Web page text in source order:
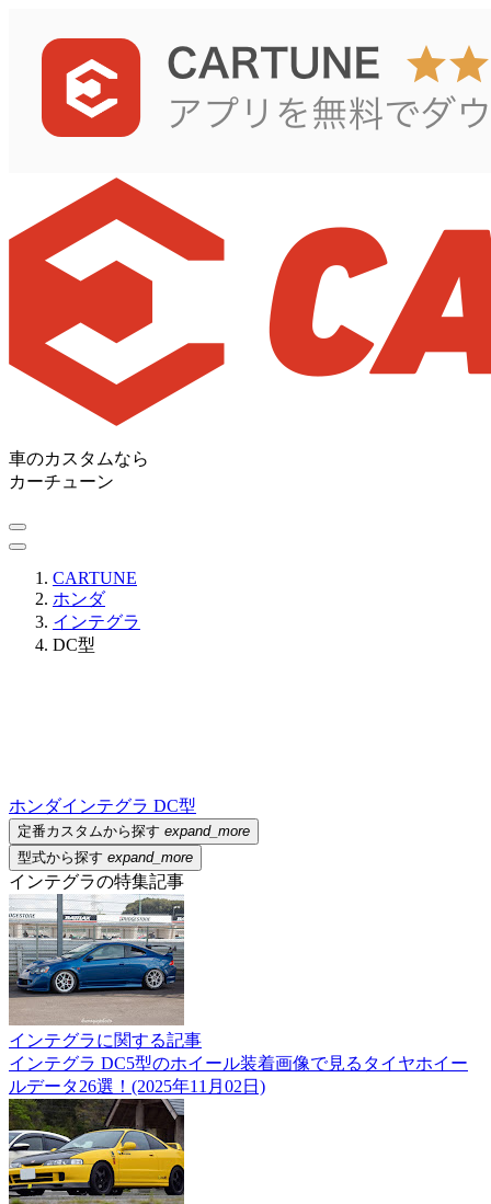
車のカスタムなら
カーチューン
CARTUNE
ホンダ
インテグラ
DC型
ホンダインテグラ DC型
定番カスタムから探す expand_more
型式から探す expand_more
インテグラの特集記事
インテグラに関する記事
インテグラ DC5型のホイール装着画像で見るタイヤホイー
ルデータ26選！(2025年11月02日)